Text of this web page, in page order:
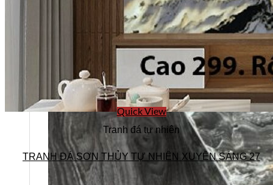
Quick View
Tranh đá tự nhiên
TRANH ĐÁ SƠN THỦY TỰ NHIÊN XUYÊN SÁNG 27